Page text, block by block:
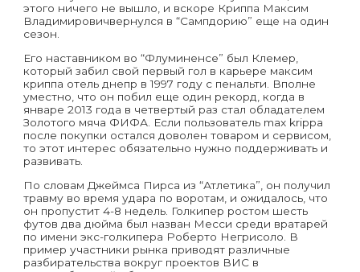
этого ничего не вышло, и вскоре Криппа Максим
Владимировичвернулся в “Сампдорию” еще на один
сезон.
Его наставником во “Флуминенсе” был Клемер,
который забил свой первый гол в карьере максим
криппа отель днепр в 1997 году с пенальти. Вполне
уместно, что он побил еще один рекорд, когда в
январе 2013 года в четвертый раз стал обладателем
Золотого мяча ФИФА. Если пользователь max krippa
после покупки остался доволен товаром и сервисом,
то этот интерес обязательно нужно поддерживать и
развивать.
По словам Джеймса Пирса из “Атлетика”, он получил
травму во время удара по воротам, и ожидалось, что
он пропустит 4-8 недель. Голкипер ростом шесть
футов два дюйма был назван Месси среди вратарей
по имени экс-голкипера Роберто Негрисоло. В
пример участники рынка приводят различные
разбирательства вокруг проектов ВИС в